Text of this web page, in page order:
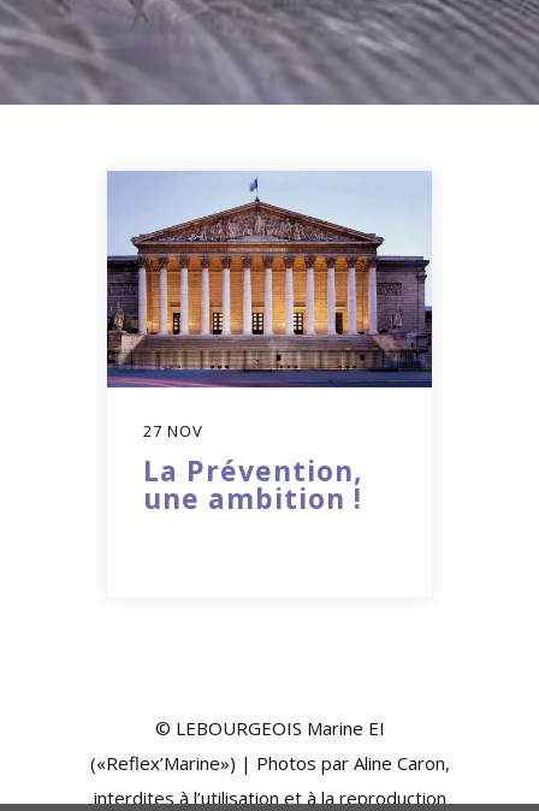
27 NOV
La Prévention,
une ambition !
© LEBOURGEOIS Marine EI
(«Reflex’Marine») | Photos par Aline Caron,
interdites à l’utilisation et à la reproduction